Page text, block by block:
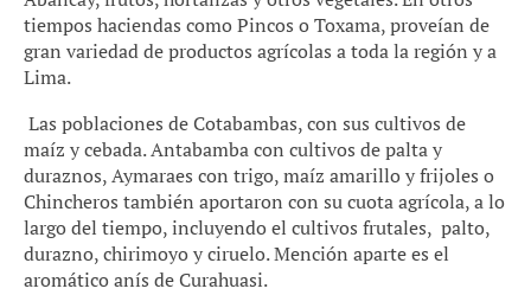
tiempos haciendas como Pincos o Toxama, proveían de
gran variedad de productos agrícolas a toda la región y a
Lima.
Las poblaciones de Cotabambas, con sus cultivos de
maíz y cebada. Antabamba con cultivos de palta y
duraznos, Aymaraes con trigo, maíz amarillo y frijoles o
Chincheros también aportaron con su cuota agrícola, a lo
largo del tiempo, incluyendo el cultivos frutales, palto,
durazno, chirimoyo y ciruelo. Mención aparte es el
aromático anís de Curahuasi.